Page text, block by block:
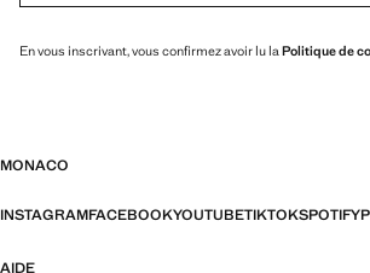
En vous inscrivant, vous confirmez avoir lu la Politique de
MONACO
INSTAGRAMFACEBOOKYOUTUBETIKTOKSPOTIFY
AIDE